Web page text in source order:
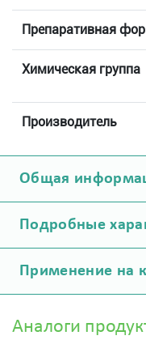
Препаративная
Химическая группа
Производитель
Общая
Подробные
Применение на
Аналоги